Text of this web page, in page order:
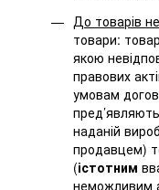
До товарів
товари:
якою
правових
умовам
наданій
продавцем)
(істотним
неможливим